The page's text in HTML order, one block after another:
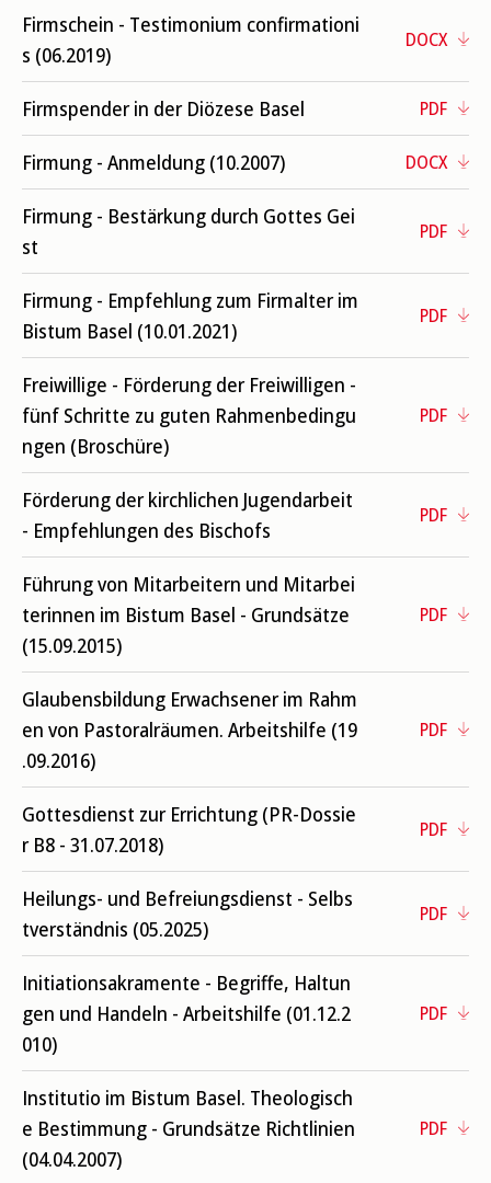
Firmschein - Testimonium confirmationi
s (06.2019)
DOCX
Firmspender in der Diözese Basel PDF
Firmung - Anmeldung (10.2007) DOCX
Firmung - Bestärkung durch Gottes Gei
st
PDF
Firmung - Empfehlung zum Firmalter im
Bistum Basel (10.01.2021)
PDF
Freiwillige - Förderung der Freiwilligen -
fünf Schritte zu guten Rahmenbedingu
ngen (Broschüre)
PDF
Förderung der kirchlichen Jugendarbeit
- Empfehlungen des Bischofs
PDF
Führung von Mitarbeitern und Mitarbei
terinnen im Bistum Basel - Grundsätze
(15.09.2015)
PDF
Glaubensbildung Erwachsener im Rahm
en von Pastoralräumen. Arbeitshilfe (19
.09.2016)
PDF
Gottesdienst zur Errichtung (PR-Dossie
r B8 - 31.07.2018)
PDF
Heilungs- und Befreiungsdienst - Selbs
tverständnis (05.2025)
PDF
Initiationsakramente - Begriffe, Haltun
gen und Handeln - Arbeitshilfe (01.12.2
010)
PDF
Institutio im Bistum Basel. Theologisch
e Bestimmung - Grundsätze Richtlinien
(04.04.2007)
PDF